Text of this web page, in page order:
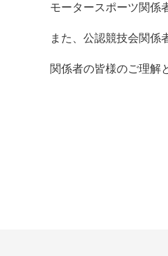
モータースポーツ関係
また、公認競技会関係
関係者の皆様のご理解